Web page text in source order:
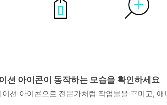
션 아이콘이 동작하는 모습을 확인하세요
션 아이콘으로 전문가처럼 작업물을 꾸미고,